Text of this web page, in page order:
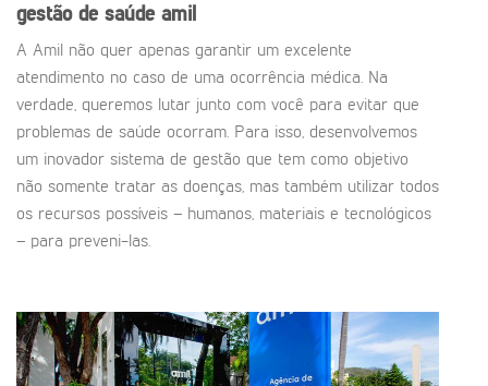
gestão de saúde amil
A Amil não quer apenas garantir um excelente
atendimento no caso de uma ocorrência médica. Na
verdade, queremos lutar junto com você para evitar que
problemas de saúde ocorram. Para isso, desenvolvemos
um inovador sistema de gestão que tem como objetivo
não somente tratar as doenças, mas também utilizar todos
os recursos possíveis – humanos, materiais e tecnológicos
– para preveni-las.